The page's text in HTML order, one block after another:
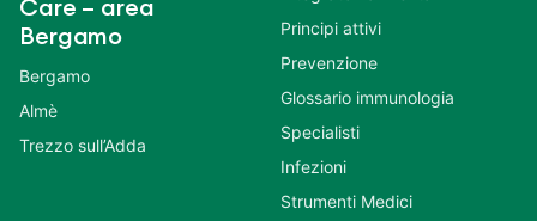
Care – area
Bergamo
Bergamo
Almè
Trezzo sull’Adda
Principi attivi
Prevenzione
Glossario immunologia
Specialisti
Infezioni
Strumenti Medici